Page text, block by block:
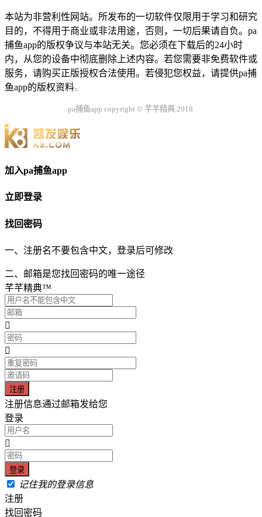
本站为非营利性网站。所发布的一切软件仅限用于学习和研究
目的，不得用于商业或非法用途，否则，一切后果请自负。pa
捕鱼app的版权争议与本站无关。您必须在下载后的24小时
内，从您的设备中彻底删除上述内容。若您需要非免费软件或
服务，请购买正版授权合法使用。若侵犯您权益，请提供pa捕
鱼app的版权资料。
pa捕鱼app copyright © 芊芊精典.2018
加入pa捕鱼app
立即登录
找回密码
一、注册名不要包含中文，登录后可修改
二、邮箱是您找回密码的唯一途径
芊芊精典™
注册信息通过邮箱发给您
登录
记住我的登录信息
注册
找回密码